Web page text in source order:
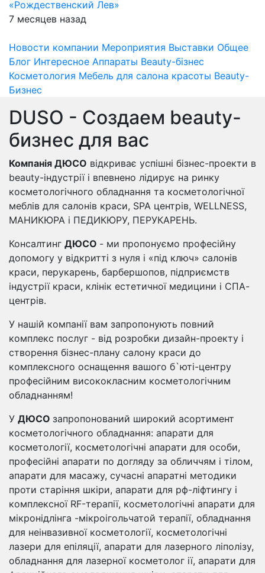
«Рождественский Лев»
7 месяцев назад
Новости компании Мероприятия Выставки Общее
Блог Интересное Аппараты Beauty-бізнес
Косметология Мебель для салона красоты Beauty-
Бизнес
DUSO - Создаем beauty-
бизнес для вас
Компанія ДЮСО відкриває успішні бізнес-проекти в
beauty-індустрії і впевнено лідирує на ринку
косметологічного обладнання та косметологічної
меблів для салонів краси, SPA центрів, WELLNESS,
МАНИКЮРА і ПЕДИКЮРУ, ПЕРУКАРЕНЬ.
Консалтинг ДЮСО - ми пропонуємо професійну
допомогу у відкритті з нуля і «під ключ» салонів
краси, перукарень, барбершопов, підприємств
індустрії краси, клінік естетичної медицини і СПА-
центрів.
У нашій компанії вам запропонують повний
комплекс послуг - від розробки дизайн-проекту і
створення бізнес-плану салону краси до
комплексного оснащення вашого б`юті-центру
професійним висококласним косметологічним
обладнанням!
У ДЮСО запропонований широкий асортимент
косметологічного обладнання: апарати для
косметології, косметологічні апарати для особи,
професійні апарати по догляду за обличчям і тілом,
апарати для масажу, сучасні апаратні методики
проти старіння шкіри, апарати для рф-ліфтингу і
комплексної RF-терапії, косметологічні апарати для
мікронідлінга -мікроігольчатой ​​терапії, обладнання
для неінвазивної косметології, косметологічні
лазери для епіляції, апарати для лазерного ліполізу,
обладнання для лазерної косметолог ії, апарати для